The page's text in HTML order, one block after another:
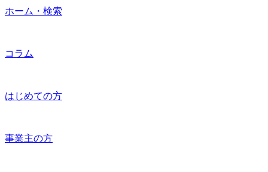
ホーム・検索
コラム
はじめての方
事業主の方